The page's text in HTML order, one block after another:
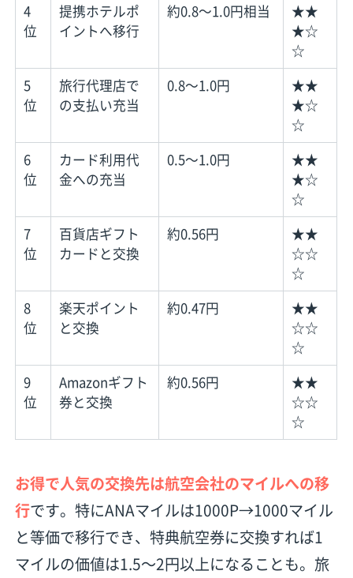
4
位
提携ホテルポ
イントへ移行
約0.8〜1.0円相当
★★
★☆
☆
5
位
旅行代理店で
の支払い充当
0.8〜1.0円
★★
★☆
☆
6
位
カード利用代
金への充当
0.5〜1.0円
★★
★☆
☆
7
位
百貨店ギフト
カードと交換
約0.56円
★★
☆☆
☆
8
位
楽天ポイント
と交換
約0.47円
★★
☆☆
☆
9
位
Amazonギフト
券と交換
約0.56円
★★
☆☆
☆
お得で人気の交換先は航空会社のマイルへの移
行です。特にANAマイルは1000P→1000マイル
と等価で移行でき、特典航空券に交換すれば1
マイルの価値は1.5〜2円以上になることも。旅